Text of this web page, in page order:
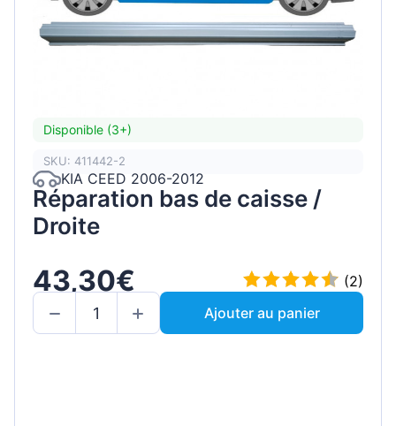
Disponible (3+)
SKU: 411442-2
KIA CEED 2006-2012
Réparation bas de caisse /
Droite
43,30€
(2)
Ajouter au panier